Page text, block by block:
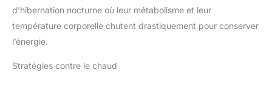
d’hibernation nocturne où leur métabolisme et leur
température corporelle chutent drastiquement pour conserver
l’énergie.
Stratégies contre le chaud